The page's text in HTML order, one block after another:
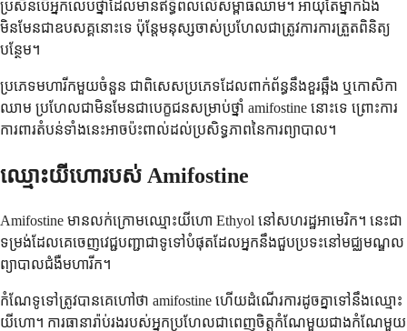
ប្រសិនបើអ្នកលេបថ្នាំដែលមានឥទ្ធិពលលើសម្ពាធឈាម។ អាយុតែម្នាក់ឯង
មិនមែនជាឧបសគ្គនោះទេ ប៉ុន្តែមនុស្សចាស់ប្រហែលជាត្រូវការការត្រួតពិនិត្យ
បន្ថែម។
ប្រភេទ​មហារីក​មួយ​ចំនួន ជាពិសេស​ប្រភេទ​ដែល​ពាក់ព័ន្ធ​នឹង​ខួរឆ្អឹង ឬ​កោសិកា​
ឈាម ប្រហែលជា​មិនមែន​ជា​បេក្ខជន​សម្រាប់​ថ្នាំ amifostine នោះទេ ព្រោះ​ការ
ការពារ​តំបន់​ទាំងនេះ​អាច​ប៉ះពាល់​ដល់​ប្រសិទ្ធភាព​នៃ​ការព្យាបាល។
ឈ្មោះ​យីហោ​របស់ Amifostine
Amifostine មាន​លក់​ក្រោម​ឈ្មោះ​យីហោ Ethyol នៅ​សហរដ្ឋអាមេរិក។ នេះ​ជា​
ទម្រង់​ដែល​គេ​ចេញវេជ្ជបញ្ជា​ជា​ទូទៅ​បំផុត​ដែល​អ្នក​នឹង​ជួប​ប្រទះ​នៅ​មជ្ឈមណ្ឌល​
ព្យាបាល​ជំងឺ​មហារីក។
កំណែ​ទូទៅ​ត្រូវ​បាន​គេ​ហៅ​ថា amifostine ហើយ​ដំណើរការ​ដូច​គ្នា​ទៅ​នឹង​ឈ្មោះ​
យីហោ។ ការធានារ៉ាប់រង​របស់​អ្នក​ប្រហែលជា​ពេញចិត្ត​កំណែ​មួយ​ជាង​កំណែ​មួយ​